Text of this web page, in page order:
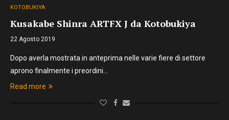
KOTOBUKIYA
Kusakabe Shinra ARTFX J da Kotobukiya
22 Agosto 2019
Dopo averla mostrata in anteprima nelle varie fiere di settore
aprono finalmente i preordini…
Read more